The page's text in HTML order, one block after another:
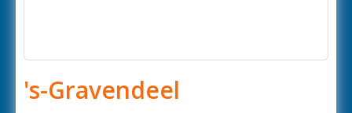
's-Gravendeel